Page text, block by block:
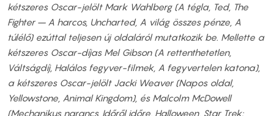
kétszeres Oscar-jelölt Mark Wahlberg (A tégla, Ted, The
Fighter – A harcos, Uncharted, A világ összes pénze, A
túlélő) ezúttal teljesen új oldaláról mutatkozik be. Mellette a
kétszeres Oscar-díjas Mel Gibson (A rettenthetetlen,
Váltságdíj, Halálos fegyver-filmek, A fegyvertelen katona),
a kétszeres Oscar-jelölt Jacki Weaver (Napos oldal,
Yellowstone, Animal Kingdom), és Malcolm McDowell
(Mechanikus narancs, Időről időre, Halloween, Star Trek: